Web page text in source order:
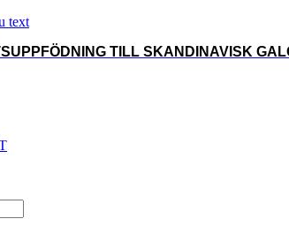
TILL SKANDINAVISK